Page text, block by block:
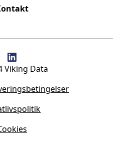
Viking Data